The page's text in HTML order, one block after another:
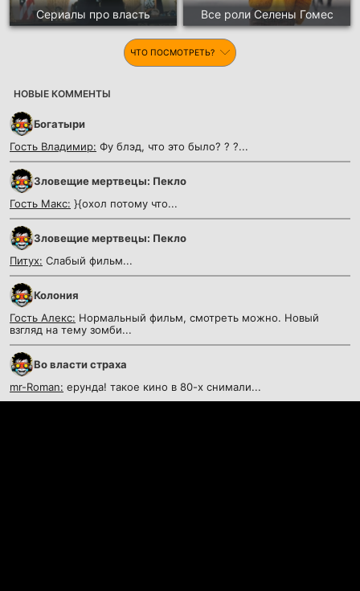
Сериалы про власть Все роли Селены Гомес
ЧТО ПОСМОТРЕТЬ?
НОВЫЕ КОММЕНТЫ
Богатыри
Гость Владимир: Фу блэд, что это было? ? ?...
Зловещие мертвецы: Пекло
Гость Макс: }{охол потому что...
Зловещие мертвецы: Пекло
Питух: Слабый фильм...
Колония
Гость Алекс: Нормальный фильм, смотреть можно. Новый
взгляд на тему зомби...
Во власти страха
mr-Roman: ерунда! такое кино в 80-х снимали...